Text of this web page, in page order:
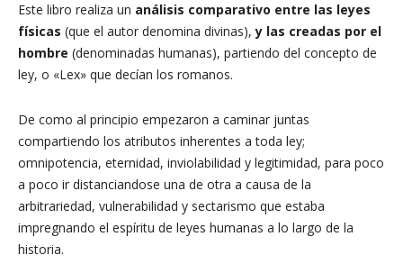
Este libro realiza un análisis comparativo entre las leyes
físicas (que el autor denomina divinas),y las creadas por el
hombre (denominadas humanas), partiendo del concepto de
ley, o «Lex» que decían los romanos.
De como al principio empezaron a caminar juntas
compartiendo los atributos inherentes a toda ley;
omnipotencia, eternidad, inviolabilidad y legitimidad, para poco
a poco ir distanciandose una de otra a causa de la
arbitrariedad, vulnerabilidad y sectarismo que estaba
impregnando el espíritu de leyes humanas a lo largo de la
historia.